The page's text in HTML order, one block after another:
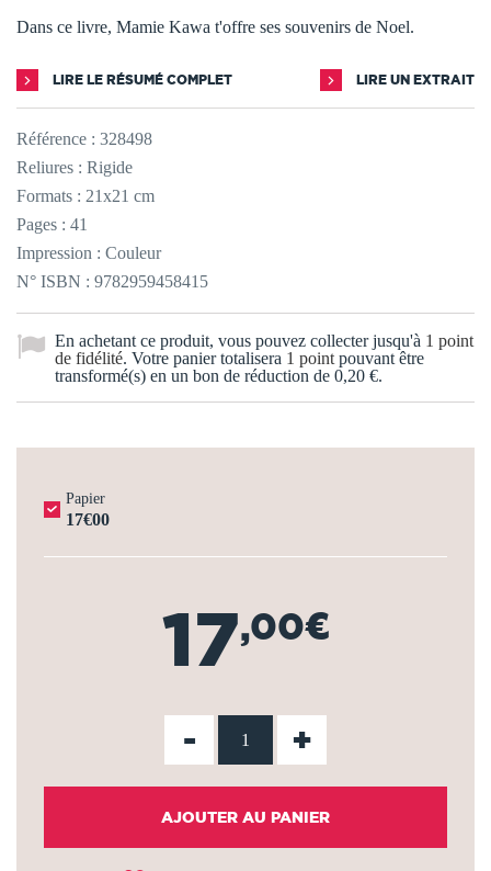
Dans ce livre, Mamie Kawa t'offre ses souvenirs de Noel.
LIRE LE RÉSUMÉ COMPLET LIRE UN EXTRAIT
Référence : 328498
Reliures : Rigide
Formats : 21x21 cm
Pages : 41
Impression : Couleur
N° ISBN : 9782959458415
En achetant ce produit, vous pouvez collecter jusqu'à 1 point
de fidélité. Votre panier totalisera 1 point pouvant être
transformé(s) en un bon de réduction de 0,20 €.
Papier
17€00
17,00€
- +
AJOUTER AU PANIER